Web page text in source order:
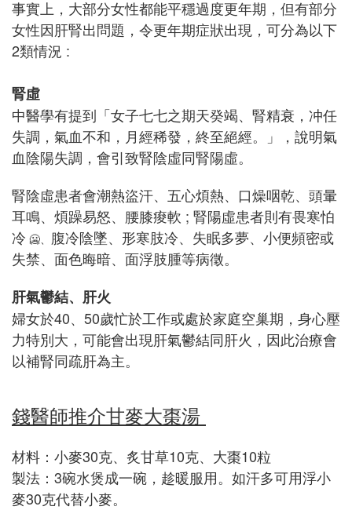
事實上，大部分女性都能平穩過度更年期，但有部分
女性因肝腎出問題，令更年期症狀出現，可分為以下
2類情況 :
腎虛
中醫學有提到「女子七七之期天癸竭、腎精衰，冲任
失調，氣血不和，月經稀發，終至絕經。」，說明氣
血陰陽失調，會引致腎陰虛同腎陽虛。
腎陰虛患者會潮熱盜汗、五心煩熱、口燥咽乾、頭暈
耳鳴、煩躁易怒、腰膝痠軟 ; 腎陽虛患者則有畏寒怕
冷 🥶、 腹冷陰墜、形寒肢冷、失眠多夢、小便頻密或
失禁、面色晦暗、面浮肢腫等病徵。
肝氣鬱結、肝火
婦女於40、50歲忙於工作或處於家庭空巢期，身心壓
力特別大，可能會出現肝氣鬱結同肝火，因此治療會
以補腎同疏肝為主。
錢醫師推介甘麥大棗湯
材料：小麥30克、炙甘草10克、大棗10粒
製法：3碗水煲成一碗，趁暖服用。如汗多可用浮小
麥30克代替小麥。